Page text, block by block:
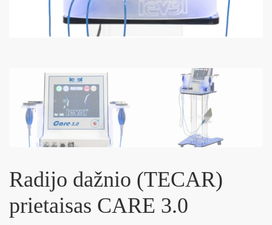
Radijo dažnio (TECAR)
prietaisas CARE 3.0